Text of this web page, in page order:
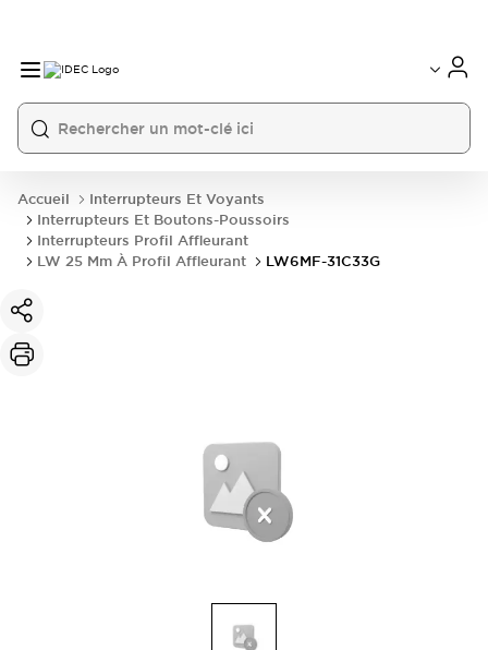
Accueil
Interrupteurs Et Voyants
Interrupteurs Et Boutons-Poussoirs
Interrupteurs Profil Affleurant
LW 25 Mm À Profil Affleurant
LW6MF-31C33G